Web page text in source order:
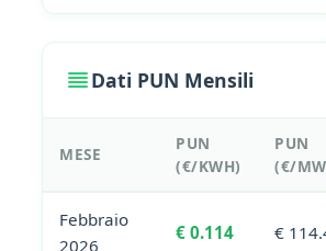
Dati PUN Mensili
MESE
PUN
(€/KWH)
PUN
(€/
Febbraio
2026
€ 0.114 €